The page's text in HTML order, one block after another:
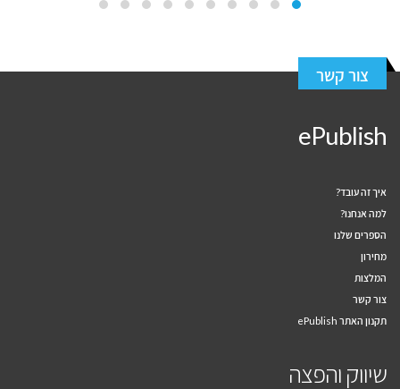
צור קשר
ePublish
איך זה עובד?
למה אנחנו?
הספרים שלנו
מחירון
המלצות
צור קשר
תקנון האתר ePublish
שיווק והפצה